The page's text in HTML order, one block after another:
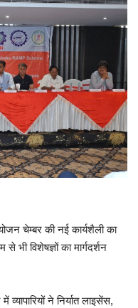
चेम्बर की नई कार्यशैली का
भी विशेषज्ञों का मार्गदर्शन
ने निर्यात लाइसेंस,